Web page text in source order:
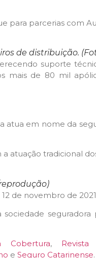
parcerias com
de distribuição.
suporte
mais de 80 mil
em nome da
atuação tradicional
de novembro de
Cobertura,
e Seguro Catarinense.